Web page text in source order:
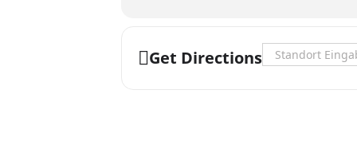
Get Directions Address -